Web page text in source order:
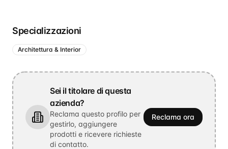
Specializzazioni
Architettura & Interior
Sei il titolare di questa
azienda?
Reclama questo profilo per
gestirlo, aggiungere
prodotti e ricevere richieste
di contatto.
Reclama ora